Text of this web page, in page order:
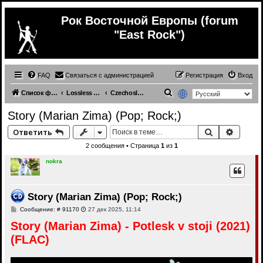
Рок Восточной Европы (forum
"East Rock")
FAQ Связаться с администрацией Вход
Регистрация
Список форумов Lossless (East Europe music) Czechoslovakia (lossless)
и
к
Story (Marian Zima) (Pop; Rock;)
Ответить Поиск
2 сообщения • Страница 1из 1
nokra
Story (Marian Zima) (Pop; Rock;)
Сообщение: # 91170С
о
б
и
27 дек 2025, 11:14
Story (Marian Zima) - Potlesk v stoji (2021)
(FLAC)